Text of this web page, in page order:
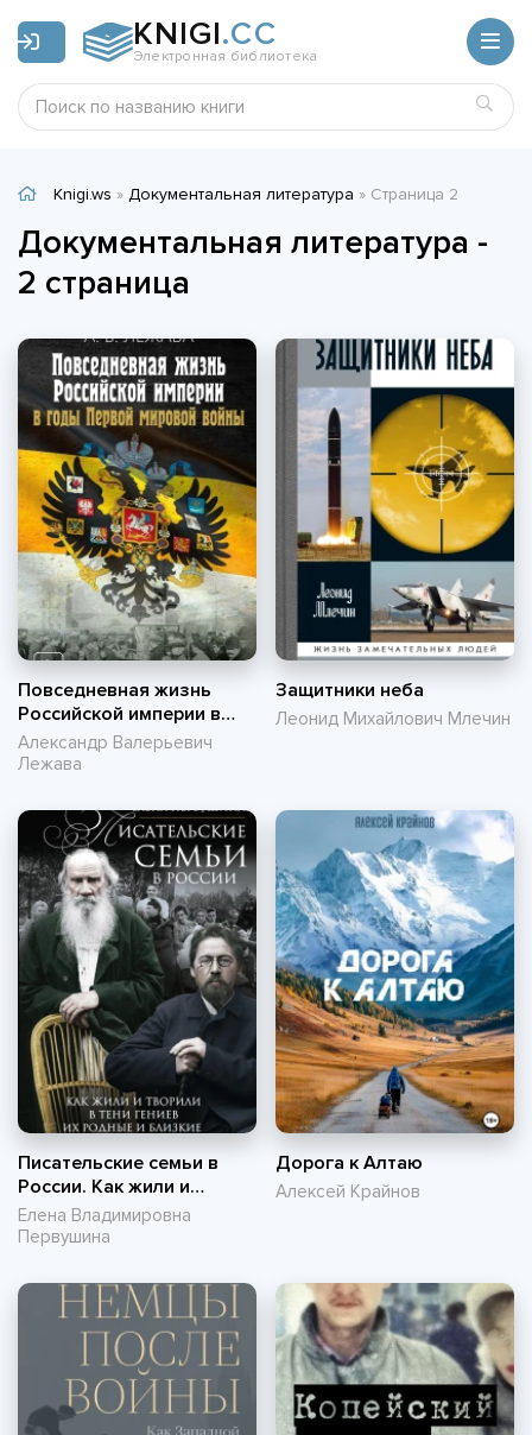
KNIGI.CC
Электронная библиотека
Knigi.ws » Документальная литература » Страница 2
Документальная литература -
2 страница
Повседневная жизнь
Российской империи в
годы Первой мировой
войны
Александр Валерьевич
Лежава
Защитники неба
Леонид Михайлович Млечин
Писательские семьи в
России. Как жили и
творили в тени гениев их
родные и близкие
Елена Владимировна
Первушина
Дорога к Алтаю
Алексей Крайнов